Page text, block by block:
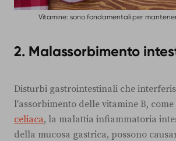
Vitamine: sono fondamentali per
2. Malassorbimento
Disturbi gastrointestinali che
l'assorbimento delle vitamine B, come
celiaca, la malattia infiammatoria
della mucosa gastrica, possono